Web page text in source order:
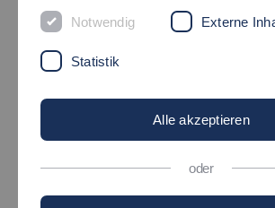
FÜR E-AUTOS
15.05.2020Forschung - Hochschule
Notwendig Externe
Statistik
Alle akzeptieren
oder